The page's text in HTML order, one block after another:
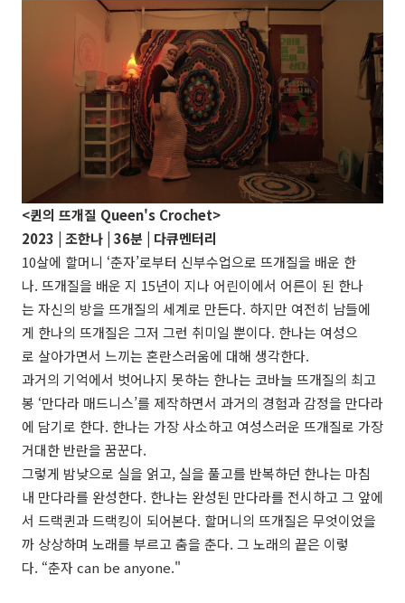
<퀸의 뜨개질 Queen's Crochet>
2023 |
조한나 | 36분 | 다큐멘터리
10살에 할머니 ‘춘자’로부터 신부수업으로 뜨개질을 배운 한
나. 뜨개질을 배운 지 15년이 지나 어린이에서 어른이 된 한나
는 자신의 방을 뜨개질의 세계로 만든다. 하지만 여전히 남들에
게 한나의 뜨개질은 그저 그런 취미일 뿐이다. 한나는 여성으
로 살아가면서 느끼는 혼란스러움에 대해 생각한다.
과거의 기억에서 벗어나지 못하는 한나는 코바늘 뜨개질의 최고
봉 ‘만다라 매드니스’를 제작하면서 과거의 경험과 감정을 만다라
에 담기로 한다. 한나는 가장 사소하고 여성스러운 뜨개질로 가장
거대한 반란을 꿈꾼다.
그렇게 밤낮으로 실을 얽고, 실을 풀고를 반복하던 한나는 마침
내 만다라를 완성한다. 한나는 완성된 만다라를 전시하고 그 앞에
서 드랙퀸과 드랙킹이 되어본다. 할머니의 뜨개질은 무엇이었을
까 상상하며 노래를 부르고 춤을 춘다. 그 노래의 끝은 이렇
다. “춘자 can be anyone."